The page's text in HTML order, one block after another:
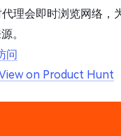
理会即时浏览网络，
。
问
on Product Hunt